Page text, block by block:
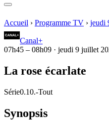
Accueil › Programme TV › jeudi
Canal+
07h45 – 08h09 · jeudi 9 juillet
La rose écarlate
Série0.10.-Tout
Synopsis